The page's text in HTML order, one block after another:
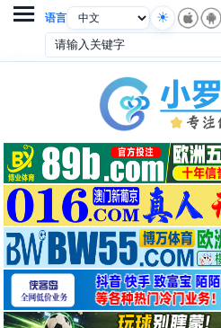
语言
